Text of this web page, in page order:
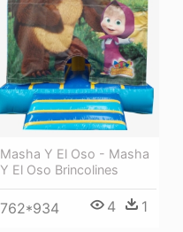
Masha Y El Oso - Masha
Y El Oso Brincolines
762*934 4 1